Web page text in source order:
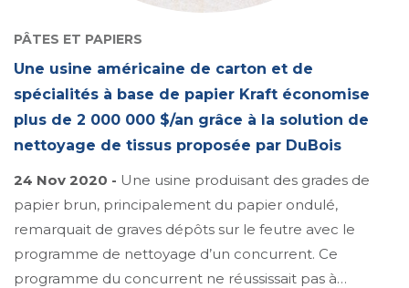
PÂTES ET PAPIERS
Une usine américaine de carton et de
spécialités à base de papier Kraft économise
plus de 2 000 000 $/an grâce à la solution de
nettoyage de tissus proposée par DuBois
24 Nov 2020 - Une usine produisant des grades de
papier brun, principalement du papier ondulé,
remarquait de graves dépôts sur le feutre avec le
programme de nettoyage d’un concurrent. Ce
programme du concurrent ne réussissait pas à…